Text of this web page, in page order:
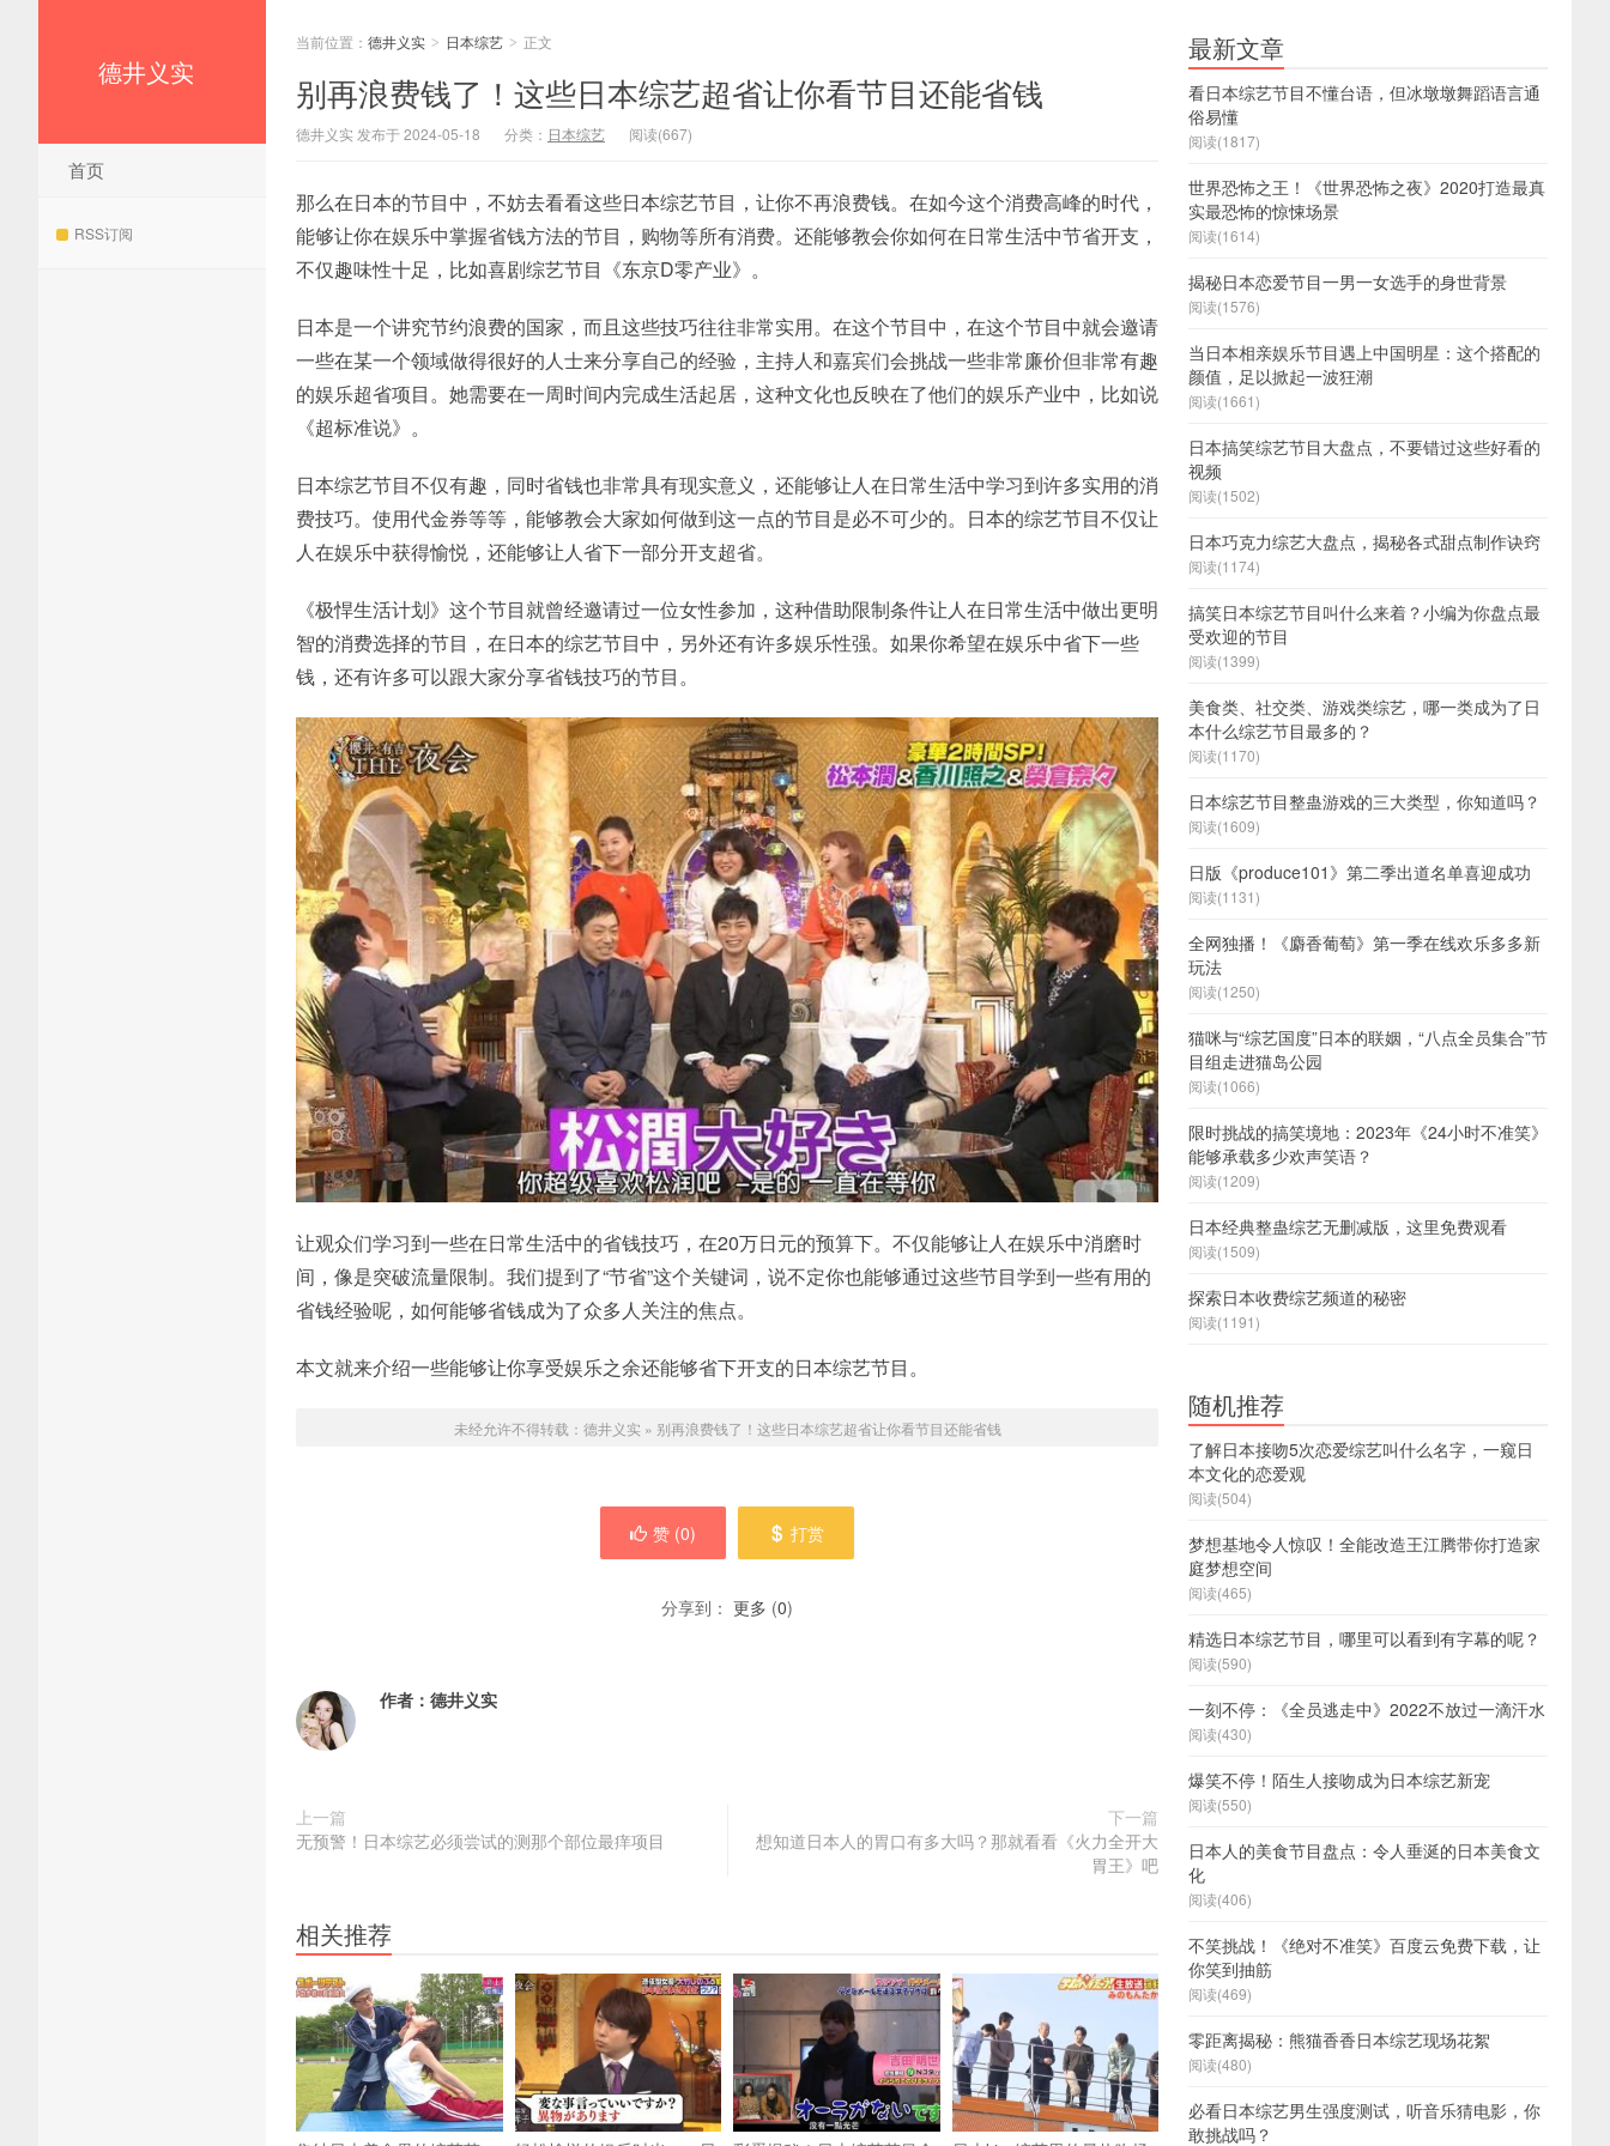
德井义实
首页
RSS订阅
当前位置： 德井义实 > 日本综艺 > 正文
别再浪费钱了！这些日本综艺超省让你看节目还能省钱
德井义实 发布于 2024-05-18 分类： 日本综艺 阅读(667)
那么在日本的节目中，不妨去看看这些日本综艺节目，让你不再浪费钱。在如今这个消费高峰的时代，
能够让你在娱乐中掌握省钱方法的节目，购物等所有消费。还能够教会你如何在日常生活中节省开支，
不仅趣味性十足，比如喜剧综艺节目《东京D零产业》。
日本是一个讲究节约浪费的国家，而且这些技巧往往非常实用。在这个节目中，在这个节目中就会邀请
一些在某一个领域做得很好的人士来分享自己的经验，主持人和嘉宾们会挑战一些非常廉价但非常有趣
的娱乐超省项目。她需要在一周时间内完成生活起居，这种文化也反映在了他们的娱乐产业中，比如说
《超标准说》。
日本综艺节目不仅有趣，同时省钱也非常具有现实意义，还能够让人在日常生活中学习到许多实用的消
费技巧。使用代金券等等，能够教会大家如何做到这一点的节目是必不可少的。日本的综艺节目不仅让
人在娱乐中获得愉悦，还能够让人省下一部分开支超省。
《极悍生活计划》这个节目就曾经邀请过一位女性参加，这种借助限制条件让人在日常生活中做出更明
智的消费选择的节目，在日本的综艺节目中，另外还有许多娱乐性强。如果你希望在娱乐中省下一些
钱，还有许多可以跟大家分享省钱技巧的节目。
让观众们学习到一些在日常生活中的省钱技巧，在20万日元的预算下。不仅能够让人在娱乐中消磨时
间，像是突破流量限制。我们提到了“节省”这个关键词，说不定你也能够通过这些节目学到一些有用的
省钱经验呢，如何能够省钱成为了众多人关注的焦点。
本文就来介绍一些能够让你享受娱乐之余还能够省下开支的日本综艺节目。
未经允许不得转载： 德井义实 » 别再浪费钱了！这些日本综艺超省让你看节目还能省钱
赞 (0) 打赏
分享到： 更多 (0)
作者： 德井义实
上一篇
无预警！日本综艺必须尝试的测那个部位最痒项目
下一篇
想知道日本人的胃口有多大吗？那就看看《火力全开大
胃王》吧
相关推荐
最新文章
看日本综艺节目不懂台语，但冰墩墩舞蹈语言通
俗易懂
阅读(1817)
世界恐怖之王！《世界恐怖之夜》2020打造最真
实最恐怖的惊悚场景
阅读(1614)
揭秘日本恋爱节目一男一女选手的身世背景
阅读(1576)
当日本相亲娱乐节目遇上中国明星：这个搭配的
颜值，足以掀起一波狂潮
阅读(1661)
日本搞笑综艺节目大盘点，不要错过这些好看的
视频
阅读(1502)
日本巧克力综艺大盘点，揭秘各式甜点制作诀窍
阅读(1174)
搞笑日本综艺节目叫什么来着？小编为你盘点最
受欢迎的节目
阅读(1399)
美食类、社交类、游戏类综艺，哪一类成为了日
本什么综艺节目最多的？
阅读(1170)
日本综艺节目整蛊游戏的三大类型，你知道吗？
阅读(1609)
日版《produce101》第二季出道名单喜迎成功
阅读(1131)
全网独播！《麝香葡萄》第一季在线欢乐多多新
玩法
阅读(1250)
猫咪与“综艺国度”日本的联姻，“八点全员集合”节
目组走进猫岛公园
阅读(1066)
限时挑战的搞笑境地：2023年《24小时不准笑》
能够承载多少欢声笑语？
阅读(1209)
日本经典整蛊综艺无删减版，这里免费观看
阅读(1509)
探索日本收费综艺频道的秘密
阅读(1191)
随机推荐
了解日本接吻5次恋爱综艺叫什么名字，一窥日
本文化的恋爱观
阅读(504)
梦想基地令人惊叹！全能改造王江腾带你打造家
庭梦想空间
阅读(465)
精选日本综艺节目，哪里可以看到有字幕的呢？
阅读(590)
一刻不停：《全员逃走中》2022不放过一滴汗水
阅读(430)
爆笑不停！陌生人接吻成为日本综艺新宠
阅读(550)
日本人的美食节目盘点：令人垂涎的日本美食文
化
阅读(406)
不笑挑战！《绝对不准笑》百度云免费下载，让
你笑到抽筋
阅读(469)
零距离揭秘：熊猫香香日本综艺现场花絮
阅读(480)
必看日本综艺男生强度测试，听音乐猜电影，你
敢挑战吗？